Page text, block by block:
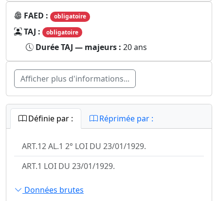
FAED : obligatoire
TAJ : obligatoire
Durée TAJ — majeurs : 20 ans
Afficher plus d'informations...
Définie par : Réprimée par :
ART.12 AL.1 2° LOI DU 23/01/1929.
ART.1 LOI DU 23/01/1929.
Données brutes